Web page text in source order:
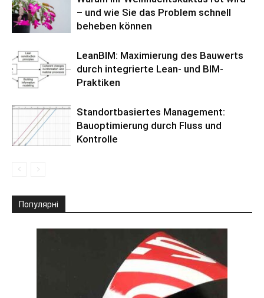
– und wie Sie das Problem schnell
beheben können
LeanBIM: Maximierung des Bauwerts
durch integrierte Lean- und BIM-
Praktiken
Standortbasiertes Management:
Bauoptimierung durch Fluss und
Kontrolle
Популярні